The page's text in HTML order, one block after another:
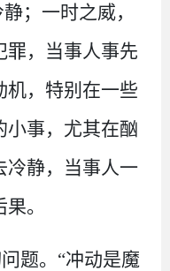
；一时之威，
罪，当事人事先
机，特别在一些
小事，尤其在酗
冷静，当事人一
。
题。 “冲动是魔